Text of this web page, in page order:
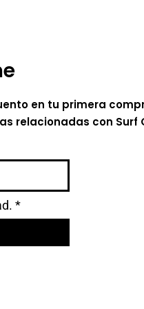
en tu primera
relacionadas con Surf
*